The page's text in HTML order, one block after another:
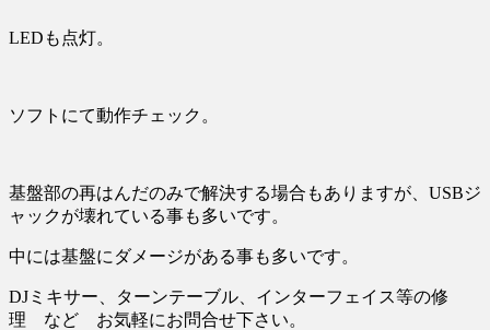
LEDも点灯。
ソフトにて動作チェック。
基盤部の再はんだのみで解決する場合もありますが、USBジ
ャックが壊れている事も多いです。
中には基盤にダメージがある事も多いです。
DJミキサー、ターンテーブル、インターフェイス等の修
理 など お気軽にお問合せ下さい。